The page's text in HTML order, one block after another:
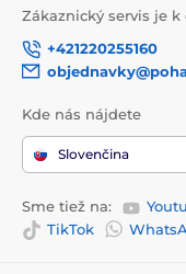
Zákaznický servis je k
+421220255160
Kde nás nájdete
Slovenčina
Sme tiež na:
TikTok